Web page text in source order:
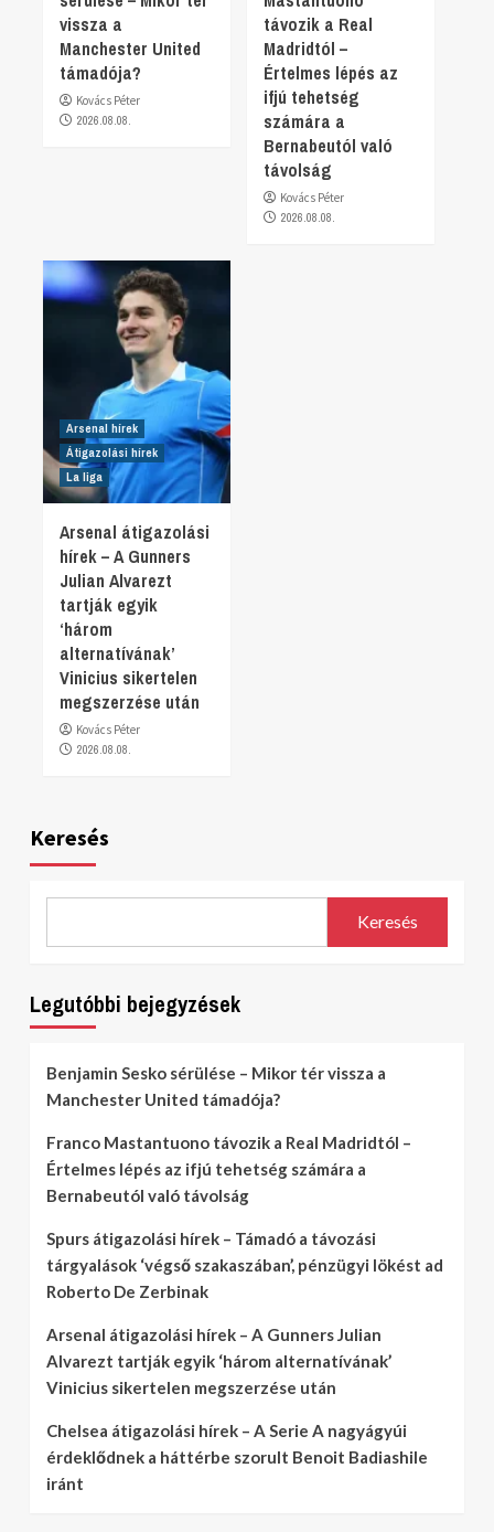
vissza a
Manchester United
támadója?
Kovács Péter
2026.08.08.
távozik a Real
Madridtól –
Értelmes lépés az
ifjú tehetség
számára a
Bernabeutól való
távolság
Kovács Péter
2026.08.08.
Arsenal hírek
Átigazolási hírek
La liga
Arsenal átigazolási
hírek – A Gunners
Julian Alvarezt
tartják egyik
‘három
alternatívának’
Vinicius sikertelen
megszerzése után
Kovács Péter
2026.08.08.
Keresés
Keresés
Legutóbbi bejegyzések
Benjamin Sesko sérülése – Mikor tér vissza a
Manchester United támadója?
Franco Mastantuono távozik a Real Madridtól –
Értelmes lépés az ifjú tehetség számára a
Bernabeutól való távolság
Spurs átigazolási hírek – Támadó a távozási
tárgyalások ‘végső szakaszában’, pénzügyi lökést ad
Roberto De Zerbinak
Arsenal átigazolási hírek – A Gunners Julian
Alvarezt tartják egyik ‘három alternatívának’
Vinicius sikertelen megszerzése után
Chelsea átigazolási hírek – A Serie A nagyágyúi
érdeklődnek a háttérbe szorult Benoit Badiashile
iránt